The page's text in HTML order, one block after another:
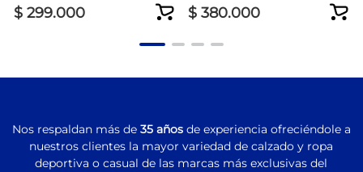
$ 299.000 $ 380.000
Nos respaldan más de 35 añosde experiencia ofreciéndole a
nuestros clientes la mayor variedad de calzado y ropa
deportiva o casual de las marcas más exclusivas del